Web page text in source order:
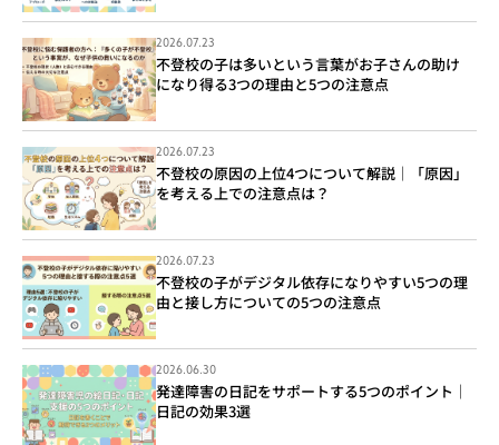
2026.07.23
不登校の子は多いという言葉がお子さんの助け
になり得る3つの理由と5つの注意点
2026.07.23
不登校の原因の上位4つについて解説｜「原因」
を考える上での注意点は？
2026.07.23
不登校の子がデジタル依存になりやすい5つの理
由と接し方についての5つの注意点
2026.06.30
発達障害の日記をサポートする5つのポイント｜
日記の効果3選